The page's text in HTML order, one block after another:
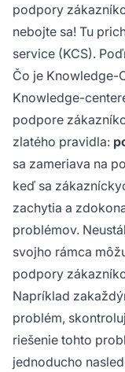
podpory
nebojte sa! Tu
service (KCS).
Čo je Knowledge-
Knowledge-
podpore
zlatého pravidla:
sa zameriava na
keď sa
zachytia a
problémov.
svojho rámca
podpory
Napríklad
problém,
riešenie tohto
jednoducho